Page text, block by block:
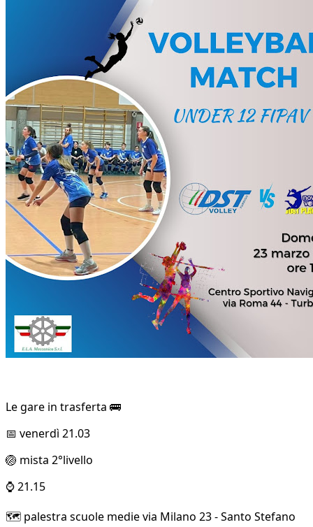
Le gare in trasferta 🚌
📅 venerdì 21.03
🏐 mista 2°livello
⌚ 21.15
🗺️ palestra scuole medie via Milano 23 - Santo Stefano